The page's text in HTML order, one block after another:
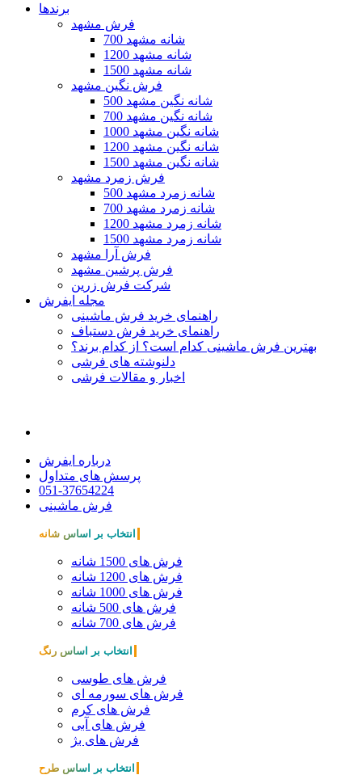
برندها
فرش مشهد
700 شانه مشهد
1200 شانه مشهد
1500 شانه مشهد
فرش نگین مشهد
500 شانه نگین مشهد
700 شانه نگین مشهد
1000 شانه نگین مشهد
1200 شانه نگین مشهد
1500 شانه نگین مشهد
فرش زمرد مشهد
500 شانه زمرد مشهد
700 شانه زمرد مشهد
1200 شانه زمرد مشهد
1500 شانه زمرد مشهد
فرش آرا مشهد
فرش پرشین مشهد
شرکت فرش زرین
مجله ایفرش
راهنمای خرید فرش ماشینی
راهنمای خرید فرش دستباف
بهترین فرش ماشینی کدام است؟ از کدام برند؟
دلنوشته های فرشی
اخبار و مقالات فرشی
درباره ایفرش
پرسش های متداول
051-37654224
فرش ماشینی
انتخاب بر اساس شانه
فرش های 1500 شانه
فرش های 1200 شانه
فرش های 1000 شانه
فرش های 500 شانه
فرش های 700 شانه
انتخاب بر اساس رنگ
فرش های طوسی
فرش های سورمه ای
فرش های کرم
فرش های آبی
فرش های بژ
انتخاب بر اساس طرح